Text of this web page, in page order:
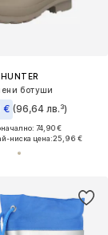
HUNTER
ботуши
€ (96,64 лв.³)
74,90 €
ниска цена:25,96 €